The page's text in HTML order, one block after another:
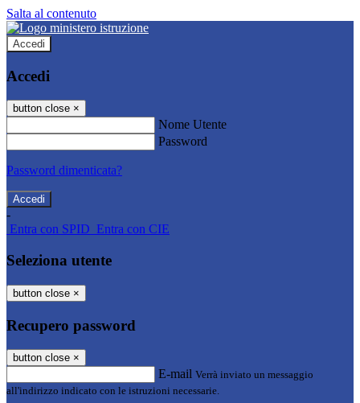
Salta al contenuto
Accedi
Accedi
button close ×
Nome Utente
Password
Password dimenticata?
-
Entra con SPID Entra con CIE
Seleziona utente
button close ×
Recupero password
button close ×
E-mail Verrà inviato un messaggio
all'indirizzo indicato con le istruzioni necessarie.